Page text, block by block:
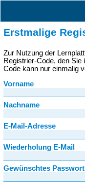
Erstmalige
Zur Nutzung der
Registrier-Code, den
Code kann nur einmalig
Vorname
Nachname
E-Mail-Adresse
Wiederholung E-Mail
Gewünschtes Passwort